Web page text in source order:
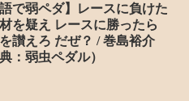
語で弱ペダ】レースに負けた
を疑え レースに勝ったら
讃えろ だぜ？ / 巻島裕介
典：弱虫ペダル）